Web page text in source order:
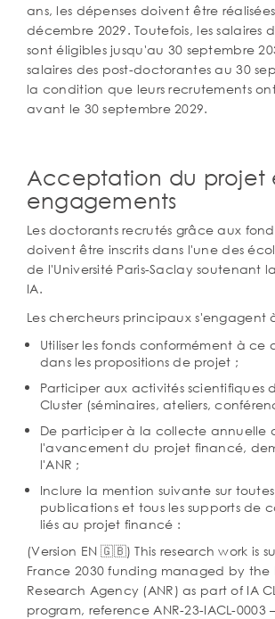
ans, les dépenses doivent être
décembre 2029. Toutefois, les salaires
sont éligibles jusqu'au 30 septembre
salaires des post-doctorantes au 30
la condition que leurs recrutements
avant le 30 septembre 2029.
Acceptation du projet
engagements
Les doctorants recrutés grâce aux
doivent être inscrits dans l'une des
de l'Université Paris-Saclay soutenant
IA.
Les chercheurs principaux s'engagent
Utiliser les fonds conformément à ce
dans les propositions de projet ;
Participer aux activités scientifiques
Cluster (séminaires, ateliers,
De participer à la collecte annuelle
l'avancement du projet financé,
l'ANR ;
Inclure la mention suivante sur
publications et tous les supports de
liés au projet financé :
(Version EN 🇬🇧) This research work is
France 2030 funding managed by the
Research Agency (ANR) as part of IA
program, reference ANR-23-IACL-0003